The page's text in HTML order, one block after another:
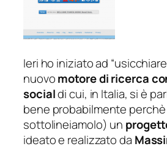
Ieri ho iniziato ad “usicchiare
nuovomotore di ricerca
socialdi cui, in Italia, si è
bene probabilmente
sottolineiamolo) un
ideato e realizzato da